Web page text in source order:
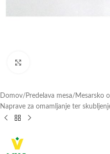
Domov/ Predelava mesa/ Mesarsko
Naprave za omamljanje ter